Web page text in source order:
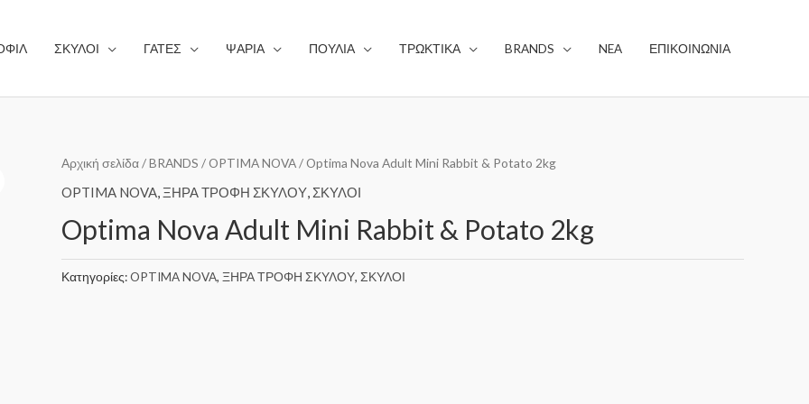
ΣΚΥΛΟΙ ΓΑΤΕΣ ΨΑΡΙΑ ΠΟΥΛΙΑ ΤΡΩΚΤΙΚΑ BRANDS NEA ΕΠΙΚΟΙΝΩΝΙΑ
Αρχική σελίδα/BRANDS /OPTIMA NOVA/ Optima Nova Adult Mini Rabbit & Potato 2kg
OPTIMA NOVA, ΞΗΡΑ ΤΡΟΦΗ ΣΚΥΛΟΥ, ΣΚΥΛΟΙ
Optima Nova Adult Mini Rabbit & Potato 2kg
Κατηγορίες:OPTIMA NOVA, ΞΗΡΑ ΤΡΟΦΗ ΣΚΥΛΟΥ, ΣΚΥΛΟΙ